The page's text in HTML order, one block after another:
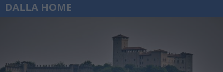
DALLA HOME